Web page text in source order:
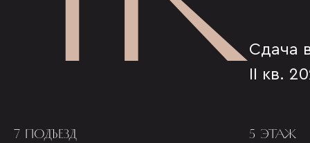
Сдача
II кв.
7 ПОДЪЕЗД 5 ЭТАЖ